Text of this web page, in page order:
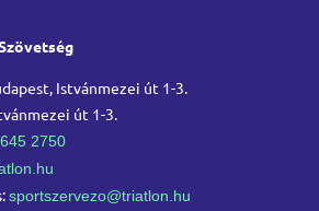
Istvánmezei út 1-3.
út 1-3.
2750
sportszervezo@triatlon.hu